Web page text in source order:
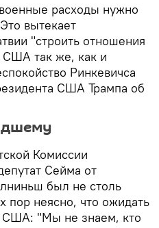
расходы нужно
вытекает
"строить отношения
США так же, как и
Ринкевичса
США Трампа об
Комиссии
Сейма от
был не столь
пор неясно, что ожидать
США: "Мы не знаем, кто